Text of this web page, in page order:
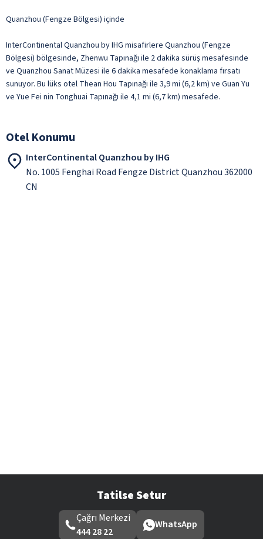
Quanzhou (Fengze Bölgesi) içinde
InterContinental Quanzhou by IHG misafirlere Quanzhou (Fengze
Bölgesi) bölgesinde, Zhenwu Tapınağı ile 2 dakika sürüş mesafesinde
ve Quanzhou Sanat Müzesi ile 6 dakika mesafede konaklama fırsatı
sunuyor. Bu lüks otel Thean Hou Tapınağı ile 3,9 mi (6,2 km) ve Guan Yu
ve Yue Fei nin Tonghuai Tapınağı ile 4,1 mi (6,7 km) mesafede.
Otel Konumu
InterContinental Quanzhou by IHG
No. 1005 Fenghai Road Fengze District Quanzhou 362000
CN
Tatilse Setur
Çağrı Merkezi
444 28 22
WhatsApp